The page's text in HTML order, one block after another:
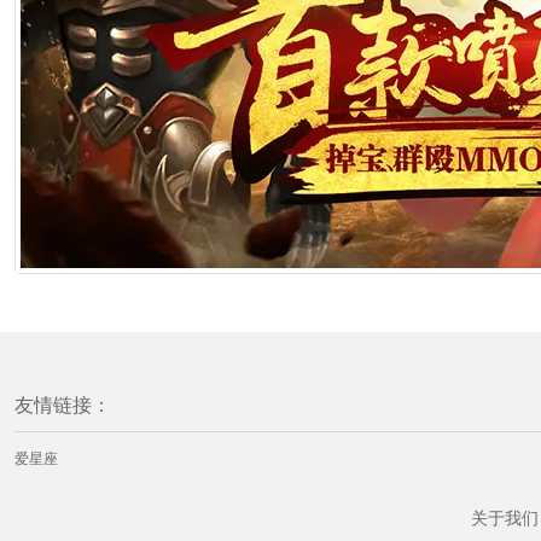
友情链接：
爱星座
关于我们